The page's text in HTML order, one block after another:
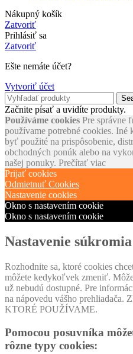
Nákupný košík
Zatvoriť
Prihlásiť sa
Zatvoriť
Ešte nemáte účet?
Vytvoriť účet
Začnite písať a uvidíte produkty.
Používáme cookies Pre správne
používame potrebné cookies. Iné
byť použité na prispôsobenie,
obchodných ponúk alebo na
našej ponuky. Prečítať viac
Prijať cookies
Odmietnuť Cookies
Nastavenie cookies
Okno s nastavením cookie
Okno s nastavením cookie
Nastavenie súkromia
Rozhodnite sa, ktoré cookies
môžete kedykoľvek zmeniť.
už nebudú dostupné. Pre
na nápovedu vášho
KTORÉ POUŽÍVAME.
Pomocou posuvníka
rôzne typy cookies: